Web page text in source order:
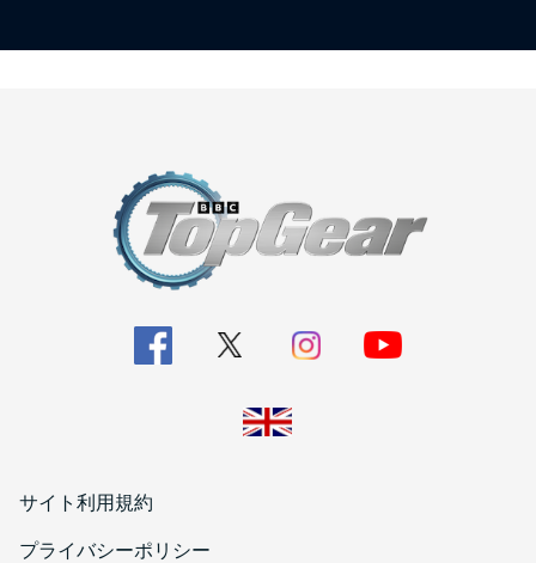
サイト利用規約
プライバシーポリシー